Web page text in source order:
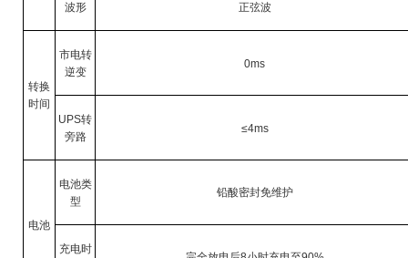
波形 正弦波
转换
时间
市电转
逆变
0ms
UPS转
旁路
≤4ms
电池
电池类
型
铅酸密封免维护
充电时